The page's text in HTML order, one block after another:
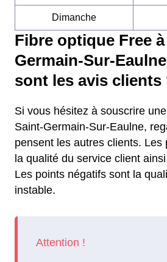
Dimanche
Fibre optique Free
Germain-Sur-
sont les avis clients
Si vous hésitez à souscrire
Saint-Germain-Sur-Eaulne,
pensent les autres clients. Les
la qualité du service client
Les points négatifs sont la
instable.